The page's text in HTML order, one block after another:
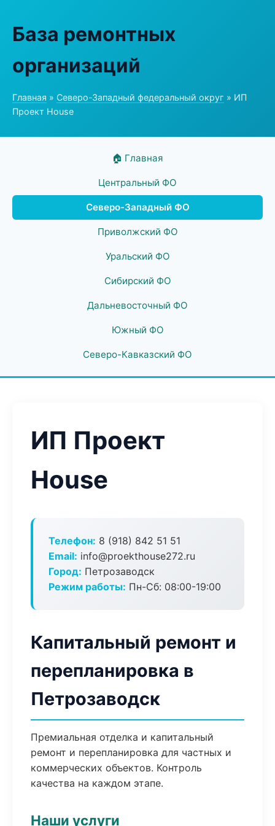
База ремонтных
организаций
Главная » Северо-Западный федеральный округ » ИП
Проект House
🏠 Главная
Центральный ФО
Северо-Западный ФО
Приволжский ФО
Уральский ФО
Сибирский ФО
Дальневосточный ФО
Южный ФО
Северо-Кавказский ФО
ИП Проект
House
Телефон: 8 (918) 842 51 51
Email: info@proekthouse272.ru
Город: Петрозаводск
Режим работы: Пн-Сб: 08:00-19:00
Капитальный ремонт и
перепланировка в
Петрозаводск
Премиальная отделка и капитальный
ремонт и перепланировка для частных и
коммерческих объектов. Контроль
качества на каждом этапе.
Наши услуги